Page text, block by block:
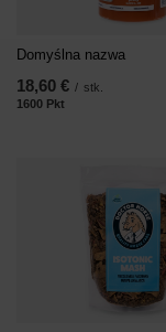
Domyślna nazwa
18,60 € / stk.
1600 Pkt